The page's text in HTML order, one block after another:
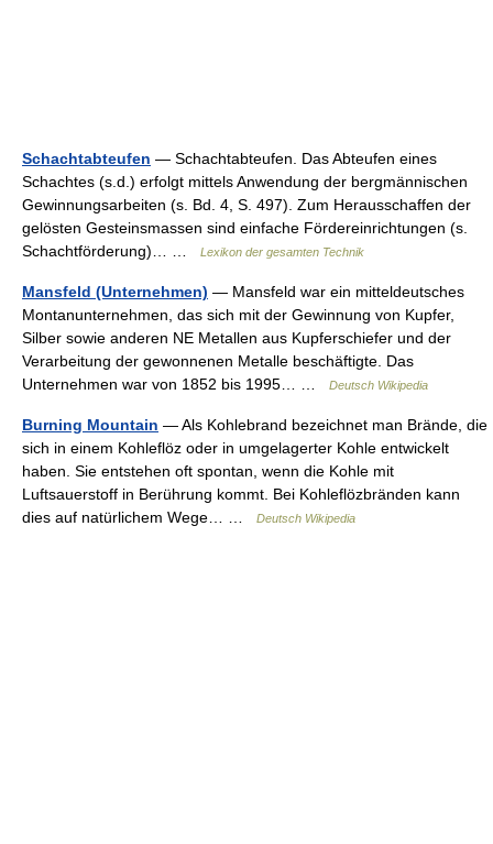
Schachtabteufen — Schachtabteufen. Das Abteufen eines
Schachtes (s.d.) erfolgt mittels Anwendung der bergmännischen
Gewinnungsarbeiten (s. Bd. 4, S. 497). Zum Herausschaffen der
gelösten Gesteinsmassen sind einfache Fördereinrichtungen (s.
Schachtförderung)… …
Lexikon der gesamten Technik
Mansfeld (Unternehmen) — Mansfeld war ein mitteldeutsches
Montanunternehmen, das sich mit der Gewinnung von Kupfer,
Silber sowie anderen NE Metallen aus Kupferschiefer und der
Verarbeitung der gewonnenen Metalle beschäftigte. Das
Unternehmen war von 1852 bis 1995… …
Deutsch Wikipedia
Burning Mountain — Als Kohlebrand bezeichnet man Brände, die
sich in einem Kohleflöz oder in umgelagerter Kohle entwickelt
haben. Sie entstehen oft spontan, wenn die Kohle mit
Luftsauerstoff in Berührung kommt. Bei Kohleflözbränden kann
dies auf natürlichem Wege… …
Deutsch Wikipedia